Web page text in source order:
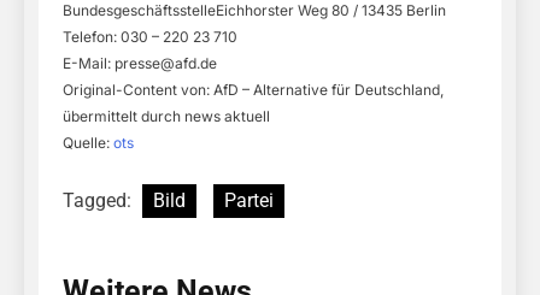
BundesgeschäftsstelleEichhorster Weg 80 / 13435 Berlin
Telefon: 030 – 220 23 710
E-Mail: presse@afd.de
Original-Content von: AfD – Alternative für Deutschland,
übermittelt durch news aktuell
Quelle: ots
Tagged: Bild Partei